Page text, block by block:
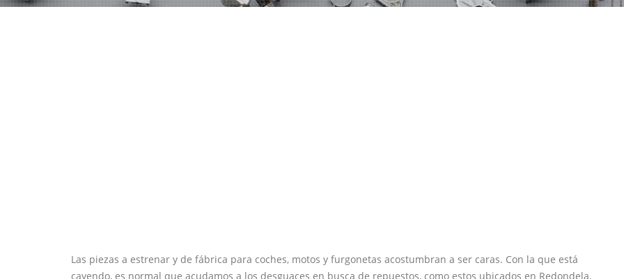
Las piezas a estrenar y de fábrica para coches, motos y furgonetas acostumbran a ser caras. Con la que está
cayendo, es normal que acudamos a los desguaces en busca de repuestos, como estos ubicados en Redondela,